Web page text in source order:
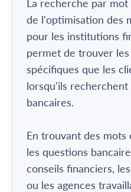
La recherche par
de l'optimisation des
pour les institutions
permet de trouver
spécifiques que les
lorsqu'ils recherchent
bancaires.
En trouvant des
les questions
conseils financiers,
ou les agences